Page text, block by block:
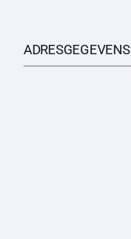
ADRESGEGEVENS